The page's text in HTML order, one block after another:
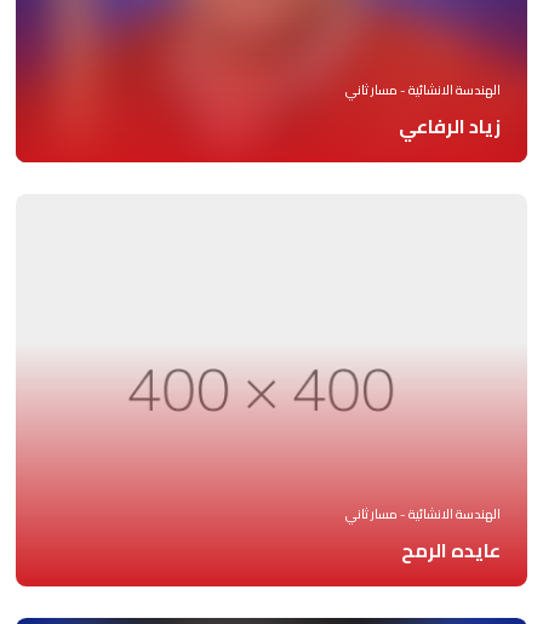
الهندسة الانشائية - مسار ثاني
زياد الرفاعي
الهندسة الانشائية - مسار ثاني
عايده الرمح